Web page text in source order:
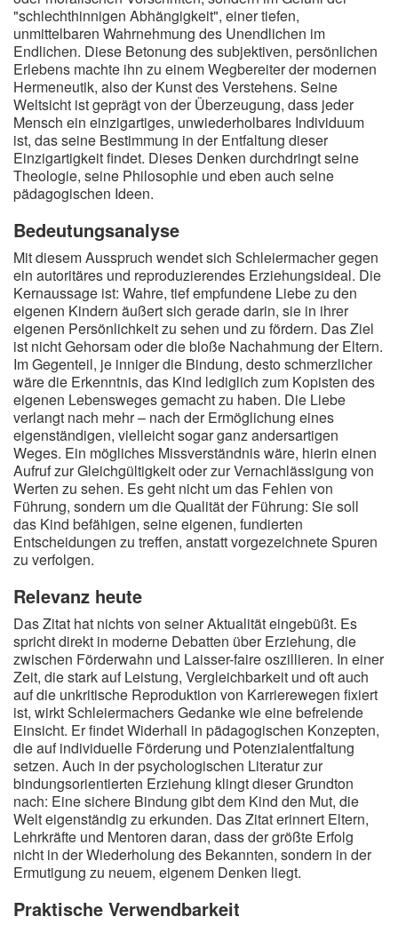
"schlechthinnigen Abhängigkeit", einer tiefen,
unmittelbaren Wahrnehmung des Unendlichen im
Endlichen. Diese Betonung des subjektiven, persönlichen
Erlebens machte ihn zu einem Wegbereiter der modernen
Hermeneutik, also der Kunst des Verstehens. Seine
Weltsicht ist geprägt von der Überzeugung, dass jeder
Mensch ein einzigartiges, unwiederholbares Individuum
ist, das seine Bestimmung in der Entfaltung dieser
Einzigartigkeit findet. Dieses Denken durchdringt seine
Theologie, seine Philosophie und eben auch seine
pädagogischen Ideen.
Bedeutungsanalyse
Mit diesem Ausspruch wendet sich Schleiermacher gegen
ein autoritäres und reproduzierendes Erziehungsideal. Die
Kernaussage ist: Wahre, tief empfundene Liebe zu den
eigenen Kindern äußert sich gerade darin, sie in ihrer
eigenen Persönlichkeit zu sehen und zu fördern. Das Ziel
ist nicht Gehorsam oder die bloße Nachahmung der Eltern.
Im Gegenteil, je inniger die Bindung, desto schmerzlicher
wäre die Erkenntnis, das Kind lediglich zum Kopisten des
eigenen Lebensweges gemacht zu haben. Die Liebe
verlangt nach mehr – nach der Ermöglichung eines
eigenständigen, vielleicht sogar ganz andersartigen
Weges. Ein mögliches Missverständnis wäre, hierin einen
Aufruf zur Gleichgültigkeit oder zur Vernachlässigung von
Werten zu sehen. Es geht nicht um das Fehlen von
Führung, sondern um die Qualität der Führung: Sie soll
das Kind befähigen, seine eigenen, fundierten
Entscheidungen zu treffen, anstatt vorgezeichnete Spuren
zu verfolgen.
Relevanz heute
Das Zitat hat nichts von seiner Aktualität eingebüßt. Es
spricht direkt in moderne Debatten über Erziehung, die
zwischen Förderwahn und Laisser-faire oszillieren. In einer
Zeit, die stark auf Leistung, Vergleichbarkeit und oft auch
auf die unkritische Reproduktion von Karrierewegen fixiert
ist, wirkt Schleiermachers Gedanke wie eine befreiende
Einsicht. Er findet Widerhall in pädagogischen Konzepten,
die auf individuelle Förderung und Potenzialentfaltung
setzen. Auch in der psychologischen Literatur zur
bindungsorientierten Erziehung klingt dieser Grundton
nach: Eine sichere Bindung gibt dem Kind den Mut, die
Welt eigenständig zu erkunden. Das Zitat erinnert Eltern,
Lehrkräfte und Mentoren daran, dass der größte Erfolg
nicht in der Wiederholung des Bekannten, sondern in der
Ermutigung zu neuem, eigenem Denken liegt.
Praktische Verwendbarkeit